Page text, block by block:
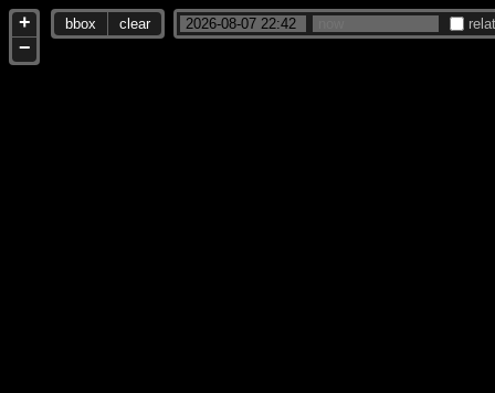
+
−
bbox clear